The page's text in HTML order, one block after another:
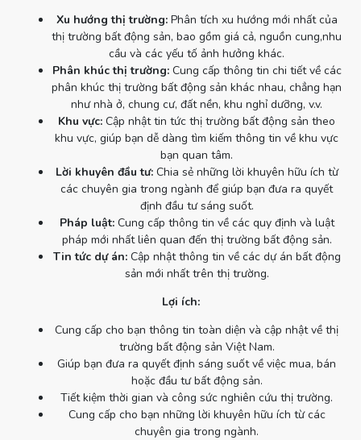
Xu hướng thị trường:Phân tích xu hướng mới nhất của
thị trường bất động sản, bao gồm giá cả, nguồn cung,nhu
cầu và các yếu tố ảnh hưởng khác.
Phân khúc thị trường:Cung cấp thông tin chi tiết về các
phân khúc thị trường bất động sản khác nhau, chẳng hạn
như nhà ở, chung cư, đất nền, khu nghỉ dưỡng, v.v.
Khu vực: Cập nhật tin tức thị trường bất động sản theo
khu vực, giúp bạn dễ dàng tìm kiếm thông tin về khu vực
bạn quan tâm.
Lời khuyên đầu tư:Chia sẻ những lời khuyên hữu ích từ
các chuyên gia trong ngành để giúp bạn đưa ra quyết
định đầu tư sáng suốt.
Pháp luật:Cung cấp thông tin về các quy định và luật
pháp mới nhất liên quan đến thị trường bất động sản.
Tin tức dự án:Cập nhật thông tin về các dự án bất động
sản mới nhất trên thị trường.
Lợi ích:
Cung cấp cho bạn thông tin toàn diện và cập nhật về thị
trường bất động sản Việt Nam.
Giúp bạn đưa ra quyết định sáng suốt về việc mua, bán
hoặc đầu tư bất động sản.
Tiết kiệm thời gian và công sức nghiên cứu thị trường.
Cung cấp cho bạn những lời khuyên hữu ích từ các
chuyên gia trong ngành.